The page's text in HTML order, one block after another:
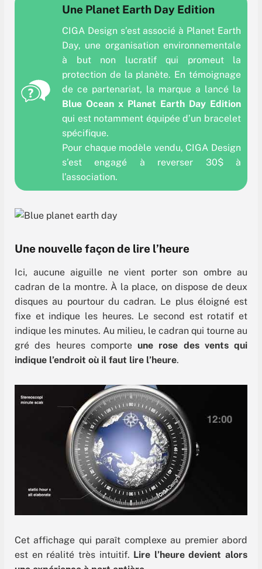
Une Planet Earth Day Edition
CIGA Design s’est associé à Planet Earth
Day, une organisation environnementale
à but non lucratif qui promeut la
protection de la planète. En témoignage
de ce partenariat, la marque a lancé la
Blue Ocean x Planet Earth Day Edition
qui est notamment équipée d’un bracelet
spécifique.
Pour chaque modèle vendu, CIGA Design
s’est engagé à reverser 30$ à
l’association.
Une nouvelle façon de lire l’heure
Ici, aucune aiguille ne vient porter son ombre au
cadran de la montre. À la place, on dispose de deux
disques au pourtour du cadran. Le plus éloigné est
fixe et indique les heures. Le second est rotatif et
indique les minutes. Au milieu, le cadran qui tourne au
gré des heures comporte une rose des vents qui
indique l’endroit où il faut lire l’heure.
Cet affichage qui paraît complexe au premier abord
est en réalité très intuitif. Lire l’heure devient alors